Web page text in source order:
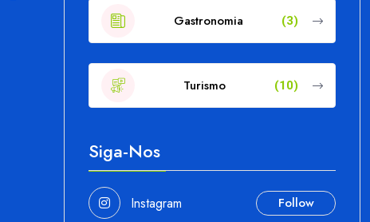
Gastronomia (3)
Turismo (10)
Siga-Nos
Instagram Follow